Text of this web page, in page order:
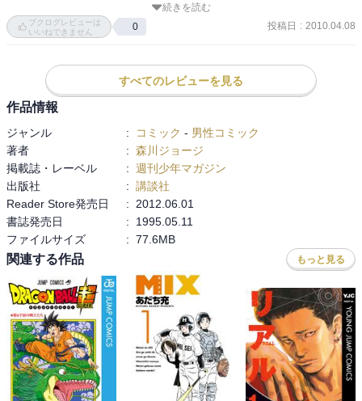
読み始めると　止まらないです。続きを読む
ブクログレビューは
いいねできません
0 投稿日 : 2010.04.08
すべてのレビューを見る
作品情報
ジャンル : コミック - 男性コミック
著者
: 森川ジョージ
掲載誌・レーベル
: 週刊少年マガジン
出版社
: 講談社
Reader Store発売日
:
2012.06.01
書誌発売日
:
1995.05.11
ファイルサイズ
: 77.6MB
関連する作品 もっと見る